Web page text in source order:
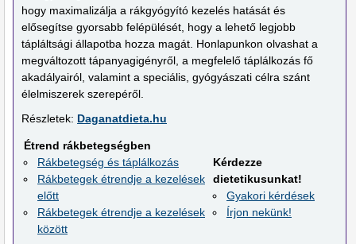
hogy maximalizálja a rákgyógyító kezelés hatását és
elősegítse gyorsabb felépülését, hogy a lehető legjobb
tápláltsági állapotba hozza magát. Honlapunkon olvashat a
megváltozott tápanyagigényről, a megfelelő táplálkozás fő
akadályairól, valamint a speciális, gyógyászati célra szánt
élelmiszerek szerepéről.
Részletek: Daganatdieta.hu
Étrend rákbetegségben
Rákbetegség és táplálkozás
Rákbetegek étrendje a kezelések
előtt
Rákbetegek étrendje a kezelések
között
Kérdezze
dietetikusunkat!
Gyakori kérdések
Írjon nekünk!